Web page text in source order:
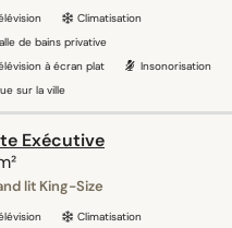
Climatisation
de bains privative
à écran plat
Insonorisation
sur la ville
Exécutive
lit King-Size
Climatisation